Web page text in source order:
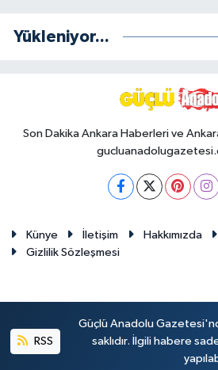
Yükleniyor...
Son Dakika Ankara Haberleri ve
Künye İletişim Hakkımızda
Gizlilik Sözleşmesi
RSS
Güçlü Anadolu
saklıdır. İlgili habere